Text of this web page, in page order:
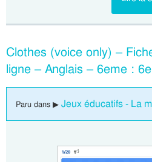
Clothes (voice only) –
ligne – Anglais – 6eme :
Paru dans ▶ Jeux éducatifs - La